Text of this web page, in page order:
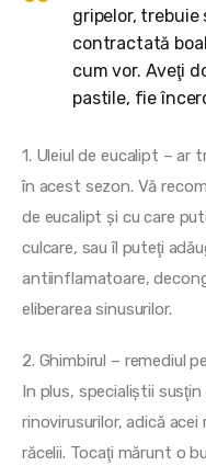
gripelor, trebuie
contractată
cum vor. Aveţi
pastile, fie
1. Uleiul de eucalipt – ar
în acest sezon. Vă
de eucalipt şi cu care
culcare, sau îl puteţi
antiinflamatoare,
eliberarea sinusurilor.
2. Ghimbirul – remediul
In plus, specialiştii
rinovirusurilor, adică
răcelii. Tocaţi mărunt o